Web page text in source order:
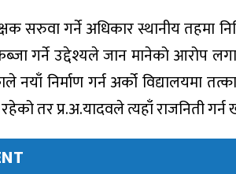
सरुवा गर्ने अधिकार स्थानीय तहमा
गर्ने उद्देश्यले जान मानेको आरोप
निर्माण गर्न अर्को विद्यालयमा
तर प्र.अ.यादवले त्यहाँ राजनिती